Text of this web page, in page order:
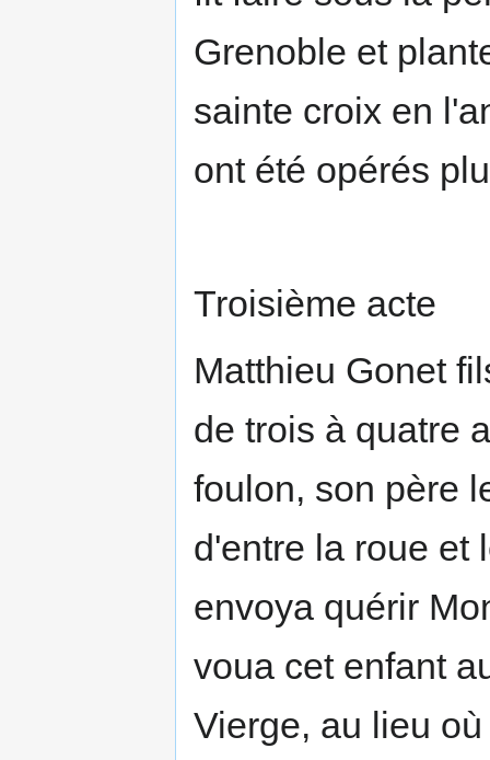
Grenoble et
sainte croix en
ont été opérés
Troisième acte
Matthieu Gonet
de trois à quatre
foulon, son père
d'entre la roue et
envoya quérir
voua cet enfant
Vierge, au lieu